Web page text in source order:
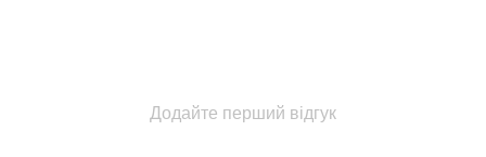
Додайте перший відгук